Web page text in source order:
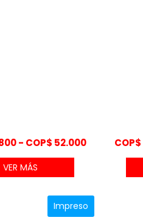
- COP$ 52.000Rango
COP$ 46.800
hasta
VER MÁS
COP$
Impreso